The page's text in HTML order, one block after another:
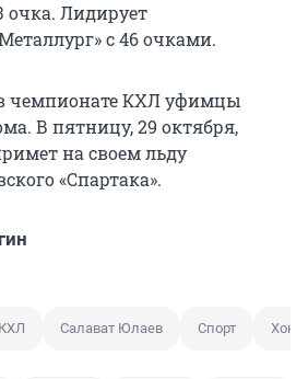
очка. Лидирует
с 46 очками.
чемпионате КХЛ уфимцы
В пятницу, 29 октября,
на своем льду
«Спартака».
КХЛ Салават Юлаев Спорт